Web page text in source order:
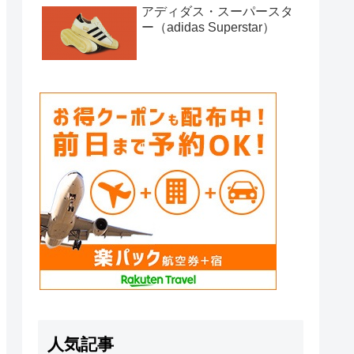
アディダス・スーパースタ
ー（adidas Superstar）
人気記事